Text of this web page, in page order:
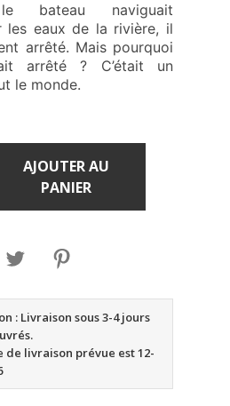
bateau naviguait
les eaux de la rivière, il
arrêté. Mais pourquoi
arrêté ? C’était un
le monde.
AJOUTER AU
PANIER
: Livraison sous 3-4 jours
de livraison prévue est 12-